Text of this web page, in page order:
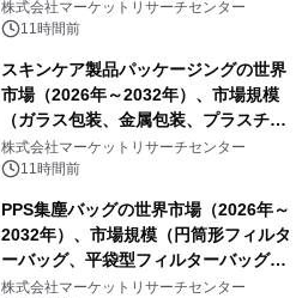
ートを発表
株式会社マーケットリサーチセンター
11時間前
スキンケア製品パッケージングの世界
市場（2026年～2032年）、市場規模
（ガラス包装、金属包装、プラスチッ
ク包装、その他）・分析レポートを発
表
株式会社マーケットリサーチセンター
11時間前
PPS集塵バッグの世界市場（2026年～
2032年）、市場規模（円筒形フィルタ
ーバッグ、平袋型フィルターバッグ、
プリーツフィルターバッグ、その
株式会社マーケットリサーチセンター